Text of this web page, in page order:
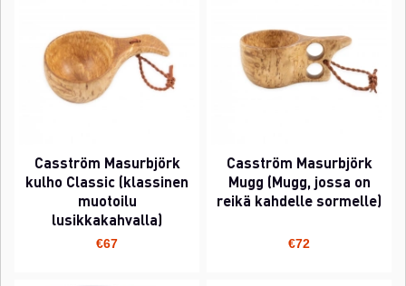
Casström Masurbjörk
kulho Classic (klassinen
muotoilu
lusikkakahvalla)
€67
Casström Masurbjörk
Mugg (Mugg, jossa on
reikä kahdelle sormelle)
€72